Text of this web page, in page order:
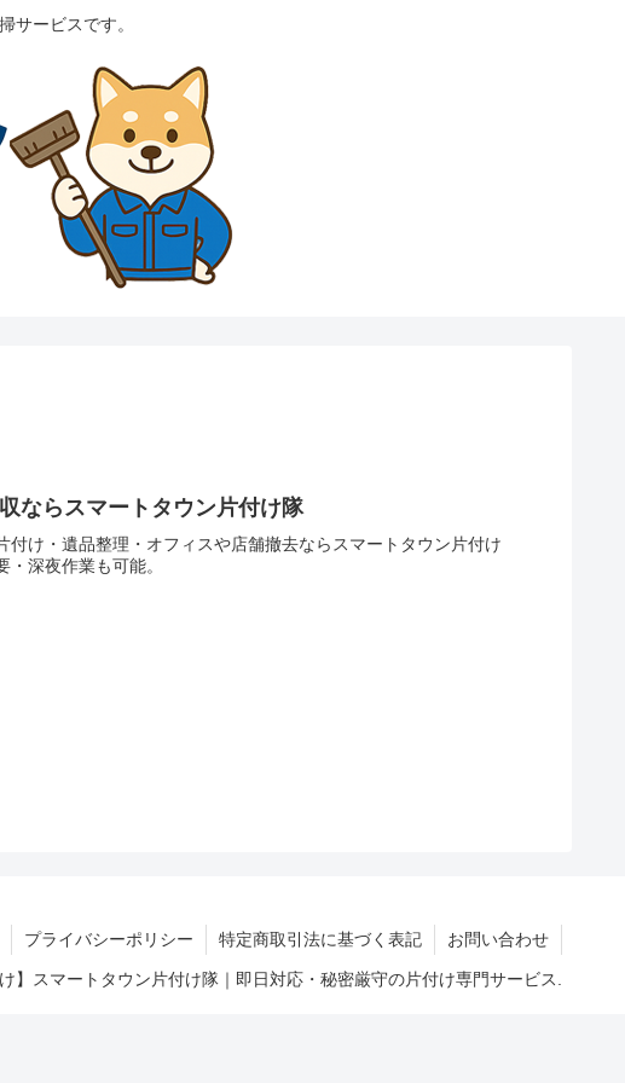
サービスです。
ならスマートタウン片付け隊
け・遺品整理・オフィスや店舗撤去ならスマートタウン片付け
深夜作業も可能。
プライバシーポリシー 特定商取引法に基づく表記 お問い合わせ
】スマートタウン片付け隊｜即日対応・秘密厳守の片付け専門サービス.